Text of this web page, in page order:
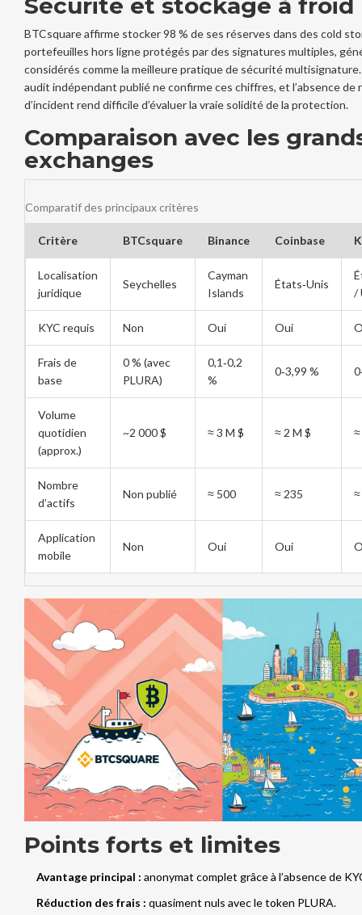
BTCsquare affirme stocker 98 % de ses réserves dans des cold
portefeuilles hors ligne protégés par des signatures multiples,
considérés comme la meilleure pratique de sécurité
audit indépendant publié ne confirme ces chiffres, et l’absence de
d’incident rend difficile d’évaluer la vraie solidité de la protection.
Comparaison avec les
exchanges
Comparatif des principaux critères
Critère BTCsquare Binance Coinbase
Localisation
juridique
Seychelles
Cayman
Islands
États‑Unis
/
KYC requis Non Oui Oui
Frais de
base
0 % (avec
PLURA)
0,1‑0,2
%
0‑3,99 %
Volume
quotidien
(approx.)
~2 000 $ ≈ 3 M $ ≈ 2 M $
Nombre
d’actifs
Non publié ≈ 500 ≈ 235
Application
mobile
Non Oui Oui
Points forts et limites
Avantage principal : anonymat complet grâce à l’absence de
Réduction des frais : quasiment nuls avec le token PLURA.